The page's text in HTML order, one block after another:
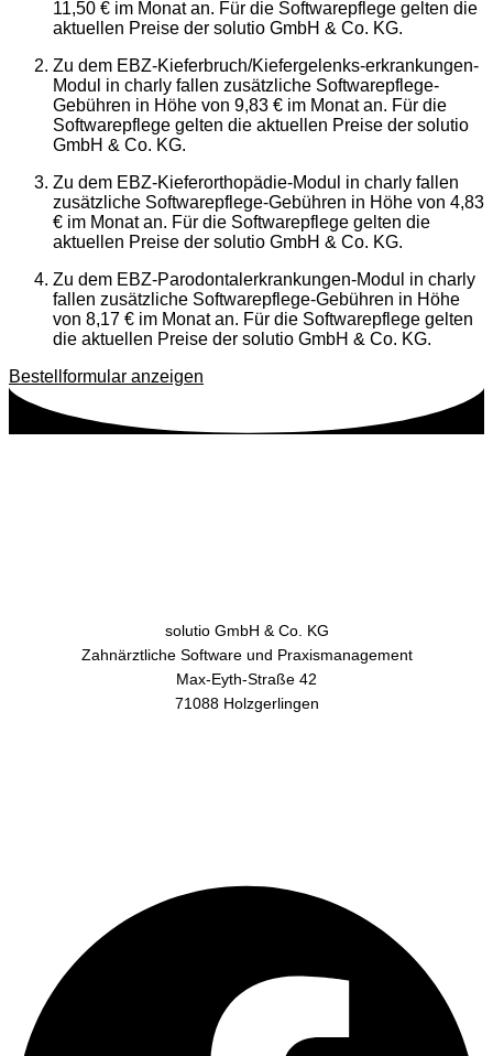
11,50 € im Monat an. Für die Softwarepflege gelten die
aktuellen Preise der solutio GmbH & Co. KG.
Zu dem EBZ-Kieferbruch/Kiefergelenks-erkrankungen-
Modul in charly fallen zusätzliche Softwarepflege-
Gebühren in Höhe von 9,83 € im Monat an. Für die
Softwarepflege gelten die aktuellen Preise der solutio
GmbH & Co. KG.
Zu dem EBZ-Kieferorthopädie-Modul in charly fallen
zusätzliche Softwarepflege-Gebühren in Höhe von 4,83
€ im Monat an. Für die Softwarepflege gelten die
aktuellen Preise der solutio GmbH & Co. KG.
Zu dem EBZ-Parodontalerkrankungen-Modul in charly
fallen zusätzliche Softwarepflege-Gebühren in Höhe
von 8,17 € im Monat an. Für die Softwarepflege gelten
die aktuellen Preise der solutio GmbH & Co. KG.
Bestellformular anzeigen
solutio GmbH & Co. KG
Zahnärztliche Software und Praxismanagement
Max-Eyth-Straße 42
71088 Holzgerlingen